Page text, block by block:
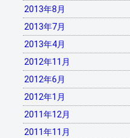
2013年8月
2013年7月
2013年4月
2012年11月
2012年6月
2012年1月
2011年12月
2011年11月